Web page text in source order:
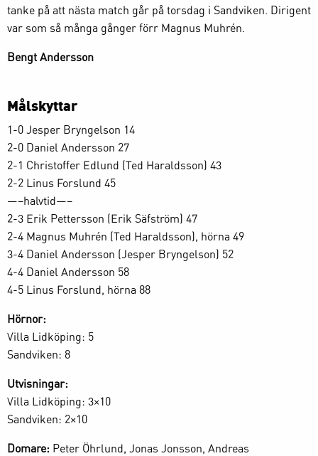
tanke på att nästa match går på torsdag i Sandviken. Dirigent
var som så många gånger förr Magnus Muhrén.
Bengt Andersson
Målskyttar
1-0 Jesper Bryngelson 14
2-0 Daniel Andersson 27
2-1 Christoffer Edlund (Ted Haraldsson) 43
2-2 Linus Forslund 45
—–halvtid—–
2-3 Erik Pettersson (Erik Säfström) 47
2-4 Magnus Muhrén (Ted Haraldsson), hörna 49
3-4 Daniel Andersson (Jesper Bryngelson) 52
4-4 Daniel Andersson 58
4-5 Linus Forslund, hörna 88
Hörnor:
Villa Lidköping: 5
Sandviken: 8
Utvisningar:
Villa Lidköping: 3×10
Sandviken: 2×10
Domare: Peter Öhrlund, Jonas Jonsson, Andreas